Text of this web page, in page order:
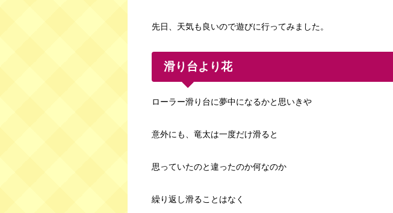
先日、天気も良いので遊びに行ってみました。
滑り台より花
ローラー滑り台に夢中になるかと思いきや
意外にも、竜太は一度だけ滑ると
思っていたのと違ったのか何なのか
繰り返し滑ることはなく